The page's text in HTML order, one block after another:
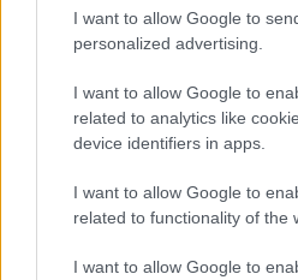
I want to allow Google to
personalized advertising.
I want to allow Google to
related to analytics like
device identifiers in apps.
I want to allow Google to
related to functionality of the
I want to allow Google to
Profimedia